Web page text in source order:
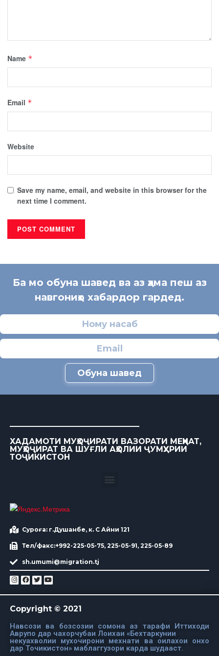
Name *
Email *
Website
Save my name, email, and website in this browser for the
next time I comment.
Ба мо обуна шавед ва аз ҳама пеш аз
навгониҳо хабардор гардед.
Обуна шавед
ХАДАМОТИ МУҲОҶИРАТИ ВАЗОРАТИ МЕҲНАТ,
МУҲОҶИРАТ ВА ШУҒЛИ АҲОЛИИ ҶУМҲУРИИ
ТОҶИКИСТОН
Суроға: г.Душанбе, к. С Айни 121
Тел/факс:+992-225-05-75, 225-05-91, 225-05-89
sh.umumi@migration.tj
Copyright © 2021
Навсози ва бозсозии сомона аз тарафи Иттиходи
Аврупо дар чахорчубаи Лоихаи «Бехтаркунии
некуахволии мухочирони мехнати ва оилахои онхо
дар Точикистон» маблаггузори карда шудааст.